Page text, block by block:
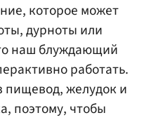
которое может
дурноты или
наш блуждающий
работать.
пищевод, желудок и
поэтому, чтобы